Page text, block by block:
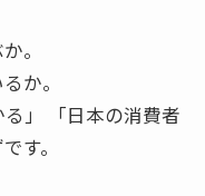
。
か。
」 「日本の消費者
す。